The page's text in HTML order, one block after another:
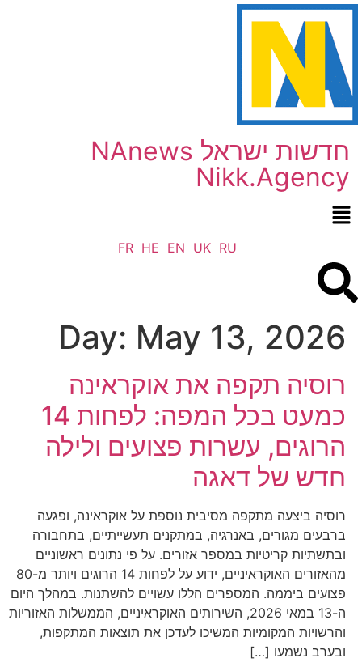
NAnews חדשות ישראל
Nikk.Agency
RU
UK
EN
HE
FR
Day: May 13, 2026
רוסיה תקפה את אוקראינה
כמעט בכל המפה: לפחות 14
הרוגים, עשרות פצועים ולילה
חדש של דאגה
רוסיה ביצעה מתקפה מסיבית נוספת על אוקראינה, ופגעה
ברבעים מגורים, באנרגיה, במתקנים תעשייתיים, בתחבורה
ובתשתיות קריטיות במספר אזורים. על פי נתונים ראשוניים
מהאזורים האוקראיניים, ידוע על לפחות 14 הרוגים ויותר מ-80
פצועים ביממה. המספרים הללו עשויים להשתנות. במהלך היום
ה-13 במאי 2026, השירותים האוקראיניים, הממשלות האזוריות
והרשויות המקומיות המשיכו לעדכן את תוצאות המתקפות,
ובערב נשמעו […]